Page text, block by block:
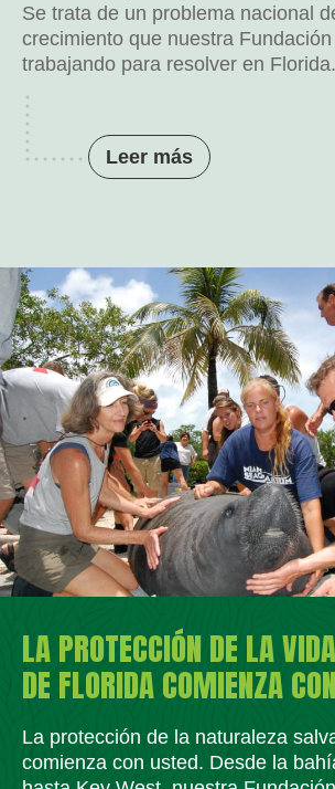
Se trata de un problema nacional
crecimiento que nuestra
trabajando para resolver en Florida.
Leer más
LA PROTECCIÓN DE LA
DE FLORIDA COMIENZA
La protección de la naturaleza
comienza con usted. Desde la